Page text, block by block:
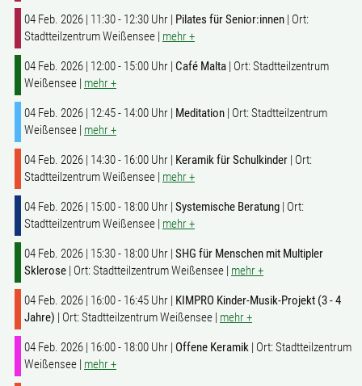
04 Feb. 2026 | 11:30 - 12:30 Uhr | Pilates für Senior:innen | Ort:
Stadtteilzentrum Weißensee | mehr +
04 Feb. 2026 | 12:00 - 15:00 Uhr | Café Malta | Ort: Stadtteilzentrum
Weißensee | mehr +
04 Feb. 2026 | 12:45 - 14:00 Uhr | Meditation | Ort: Stadtteilzentrum
Weißensee | mehr +
04 Feb. 2026 | 14:30 - 16:00 Uhr | Keramik für Schulkinder | Ort:
Stadtteilzentrum Weißensee | mehr +
04 Feb. 2026 | 15:00 - 18:00 Uhr | Systemische Beratung | Ort:
Stadtteilzentrum Weißensee | mehr +
04 Feb. 2026 | 15:30 - 18:00 Uhr | SHG für Menschen mit Multipler
Sklerose | Ort: Stadtteilzentrum Weißensee | mehr +
04 Feb. 2026 | 16:00 - 16:45 Uhr | KIMPRO Kinder-Musik-Projekt (3 - 4
Jahre) | Ort: Stadtteilzentrum Weißensee | mehr +
04 Feb. 2026 | 16:00 - 18:00 Uhr | Offene Keramik | Ort: Stadtteilzentrum
Weißensee | mehr +